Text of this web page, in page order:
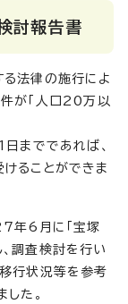
討報告書
法律の施行によ
が「人口20万以
までであれば、
ることができま
年6月に「宝塚
調査検討を行い
行状況等を参考
た。